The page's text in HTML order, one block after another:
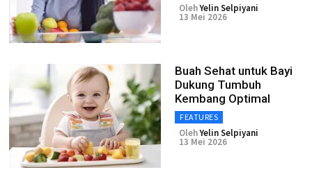
OlehYelin Selpiyani
13 Mei 2026
Buah Sehat untuk Bayi
Dukung Tumbuh
Kembang Optimal
FEATURES
OlehYelin Selpiyani
13 Mei 2026